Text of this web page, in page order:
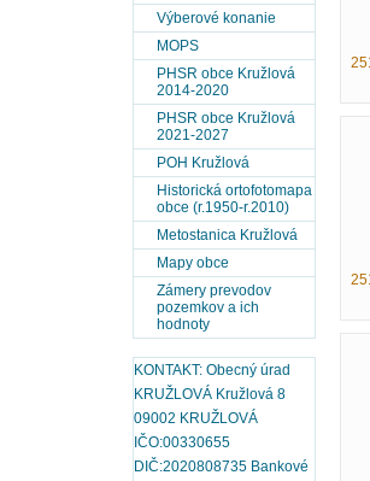
Výberové konanie
MOPS
PHSR obce Kružlová
2014-2020
PHSR obce Kružlová
2021-2027
POH Kružlová
Historická ortofotomapa
obce (r.1950-r.2010)
Metostanica Kružlová
Mapy obce
Zámery prevodov
pozemkov a ich
hodnoty
KONTAKT: Obecný úrad
KRUŽLOVÁ Kružlová 8
09002 KRUŽLOVÁ
IČO:00330655
DIČ:2020808735 Bankové